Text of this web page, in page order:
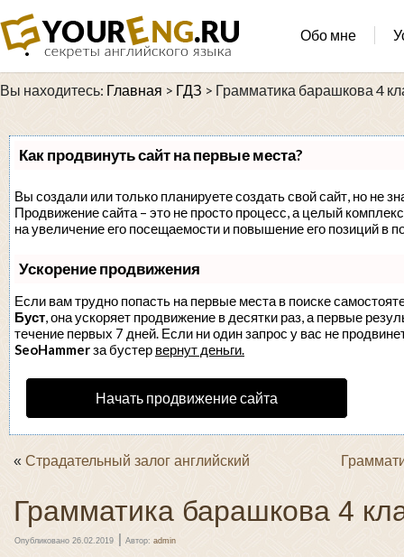
Обо мне
Вы находитесь: Главная > ГДЗ > Грамматика барашкова 4
Как продвинуть сайт на первые места?
Вы создали или только планируете создать свой сайт, но не
Продвижение сайта – это не просто процесс, а целый
на увеличение его посещаемости и повышение его позиций в
Ускорение продвижения
Если вам трудно попасть на первые места в поиске
Буст, она ускоряет продвижение в десятки раз, а первые
течение первых 7 дней. Если ни один запрос у вас не
SeoHammerза бустер вернут деньги.
Начать продвижение сайта
« Страдательный залог английский
Грамматика барашкова 4
Опубликовано 26.02.2019 | Автор: admin